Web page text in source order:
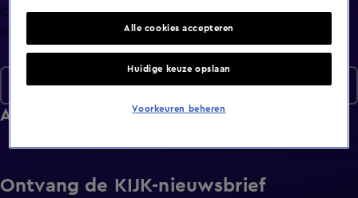
Clips
Info
Afleveringen
Seizoen 11
Ontvang de KIJK-nieuwsbrief
Alle cookies accepteren
Huidige keuze opslaan
Voorkeuren beheren